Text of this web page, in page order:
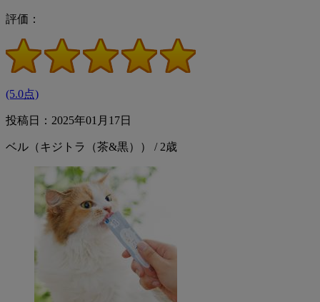
評価：
(5.0点)
投稿日：2025年01月17日
ベル（キジトラ（茶&黒）） / 2歳